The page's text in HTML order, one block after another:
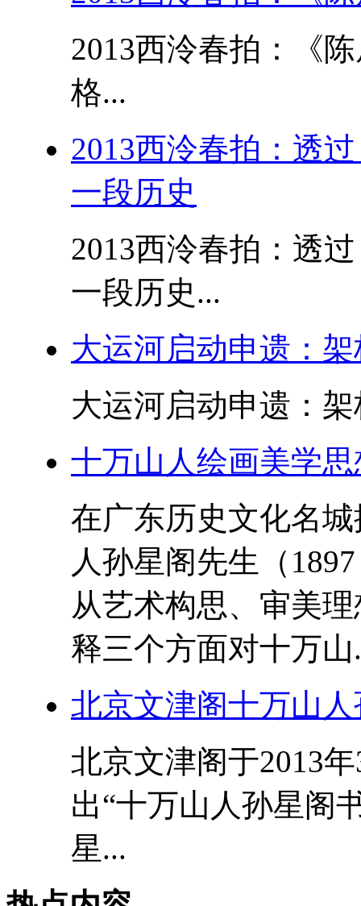
2013西泠春拍：《
格...
2013西泠春拍：透
一段历史
2013西泠春拍：透
一段历史...
大运河启动申遗：
大运河启动申遗：
十万山人绘画美学
在广东历史文化名
人孙星阁先生（
从艺术构思、审美
释三个方面对十万山
北京文津阁十万山
北京文津阁于2013
出“十万山人孙星阁
星...